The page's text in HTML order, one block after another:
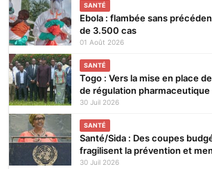
SANTÉ
Ebola : flambée sans
de 3.500 cas
01 Août 2026
SANTÉ
Togo : Vers la mise en place
de régulation pharmaceutique
30 Juil 2026
SANTÉ
Santé/Sida : Des coupes
fragilisent la prévention et
(ONUSIDA)
30 Juil 2026